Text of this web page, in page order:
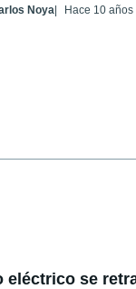
Noya Hace 10 años
eléctrico se